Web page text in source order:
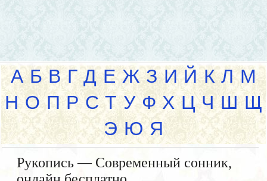
А Б В Г Д Е Ж З И Й К Л М
Н О П Р С Т У Ф Х Ц Ч Ш Щ
Э Ю Я
Рукопись — Современный сонник,